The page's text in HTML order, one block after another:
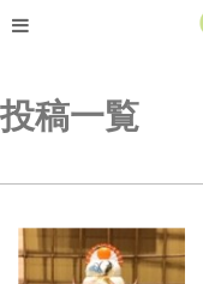
投稿一覧